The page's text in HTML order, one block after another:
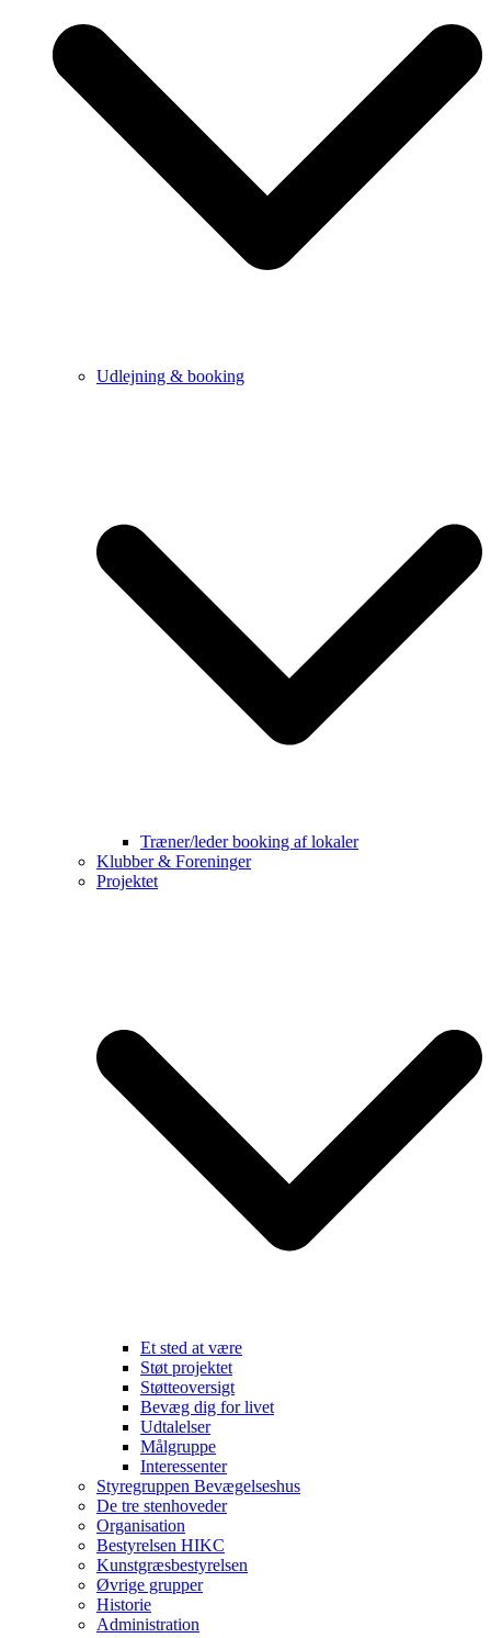
Udlejning & booking
Træner/leder booking af lokaler
Klubber & Foreninger
Projektet
Et sted at være
Støt projektet
Støtteoversigt
Bevæg dig for livet
Udtalelser
Målgruppe
Interessenter
Styregruppen Bevægelseshus
De tre stenhoveder
Organisation
Bestyrelsen HIKC
Kunstgræsbestyrelsen
Øvrige grupper
Historie
Administration